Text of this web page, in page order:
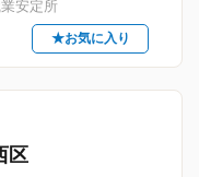
安定所
★お気に入り
区